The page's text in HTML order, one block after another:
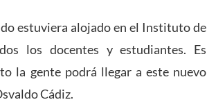
estuviera alojado en el Instituto de
los docentes y estudiantes. Es
la gente podrá llegar a este nuevo
Cádiz.